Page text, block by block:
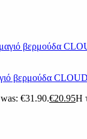
βερμούδα
€31.90.€20.95Η